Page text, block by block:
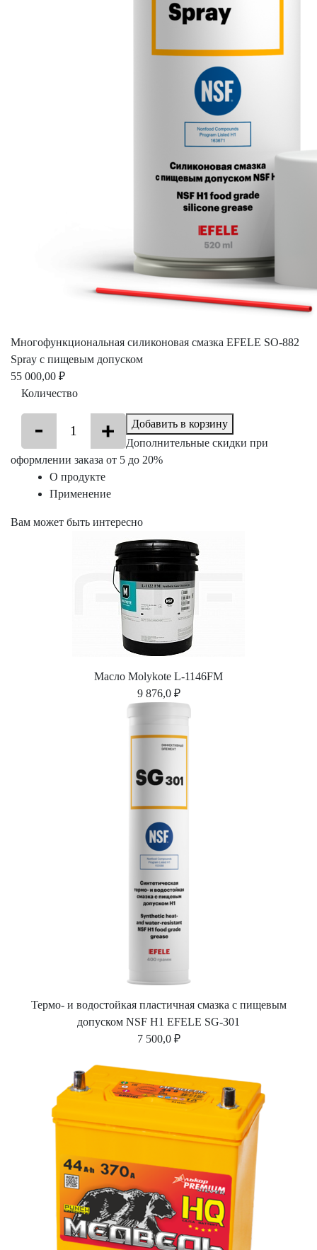
Многофункциональная силиконовая смазка EFELE SO-882
Spray с пищевым допуском
55 000,00 ₽
Количество
Добавить в корзину
Дополнительные скидки при
оформлении заказа от 5 до 20%
О продукте
Применение
Вам может быть интересно
Масло Molykote L-1146FM
9 876,0 ₽
Термо- и водостойкая пластичная смазка с пищевым
допуском NSF H1 EFELE SG-301
7 500,0 ₽